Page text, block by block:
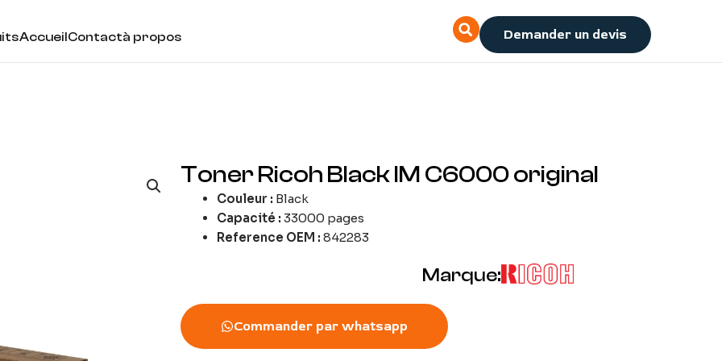
AccueilContactà propos Demander un devis
Toner Ricoh Black IM C6000 original
Couleur : Black
Capacité : 33000 pages
Reference OEM : 842283
Marque:
Commander par whatsapp